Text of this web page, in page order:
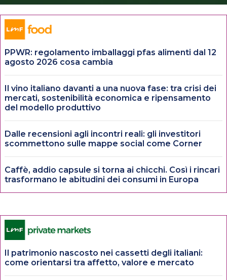
PPWR: regolamento imballaggi pfas alimenti dal 12
agosto 2026 cosa cambia
Il vino italiano davanti a una nuova fase: tra crisi dei
mercati, sostenibilità economica e ripensamento
del modello produttivo
Dalle recensioni agli incontri reali: gli investitori
scommettono sulle mappe social come Corner
Caffè, addio capsule si torna ai chicchi. Così i rincari
trasformano le abitudini dei consumi in Europa
Il patrimonio nascosto nei cassetti degli italiani:
come orientarsi tra affetto, valore e mercato